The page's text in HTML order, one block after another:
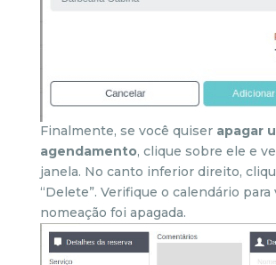
Finalmente, se você quiserapagar
agendamento, clique sobre ele e
janela. No canto inferior direito,
“Delete”. Verifique o calendário para
nomeação foi apagada.